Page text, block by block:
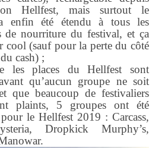
Hellfest, mais surtout le
a enfin été étendu à tous les
de nourriture du festival, et ça
cool (sauf pour la perte du côté
cash) ;
les places du Hellfest sont
qu’aucun groupe ne soit
que beaucoup de festivaliers
plaints, 5 groupes ont été
pour le Hellfest 2019 : Carcass,
Dropkick Murphy’s,